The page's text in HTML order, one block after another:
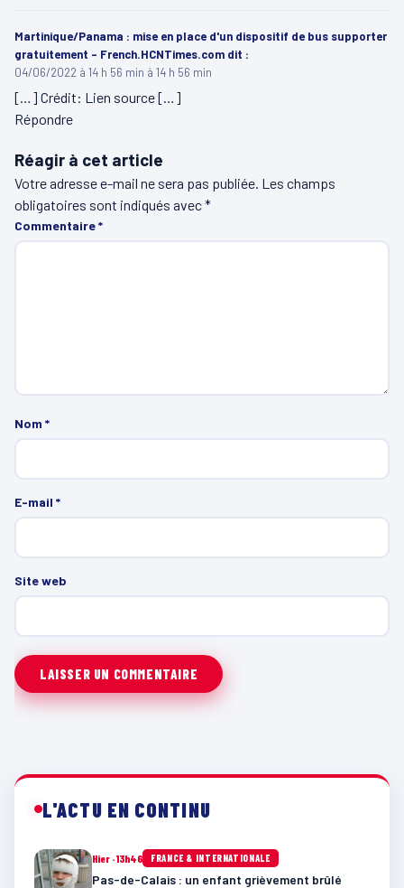
Martinique/Panama : mise en place d'un dispositif de bus supporter
gratuitement - French.HCNTimes.com dit :
04/06/2022 à 14 h 56 min à 14 h 56 min
[…] Crédit: Lien source […]
Répondre
Réagir à cet article
Votre adresse e-mail ne sera pas publiée. Les champs
obligatoires sont indiqués avec*
Commentaire*
Nom *
E-mail *
Site web
L'ACTU EN CONTINU
Hier · 13h46 FRANCE & INTERNATIONALE
Pas-de-Calais : un enfant grièvement brûlé